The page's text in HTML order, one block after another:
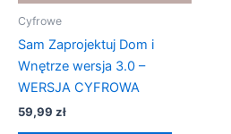
Cyfrowe
Sam Zaprojektuj Dom i
Wnętrze wersja 3.0 –
WERSJA CYFROWA
59,99 zł